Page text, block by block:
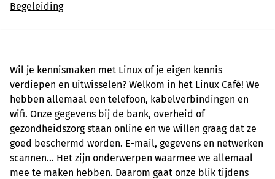
Begeleiding
Wil je kennismaken met Linux of je eigen kennis
verdiepen en uitwisselen? Welkom in het Linux Café! We
hebben allemaal een telefoon, kabelverbindingen en
wifi. Onze gegevens bij de bank, overheid of
gezondheidszorg staan online en we willen graag dat ze
goed beschermd worden. E-mail, gegevens en netwerken
scannen... Het zijn onderwerpen waarmee we allemaal
mee te maken hebben. Daarom gaat onze blik tijdens